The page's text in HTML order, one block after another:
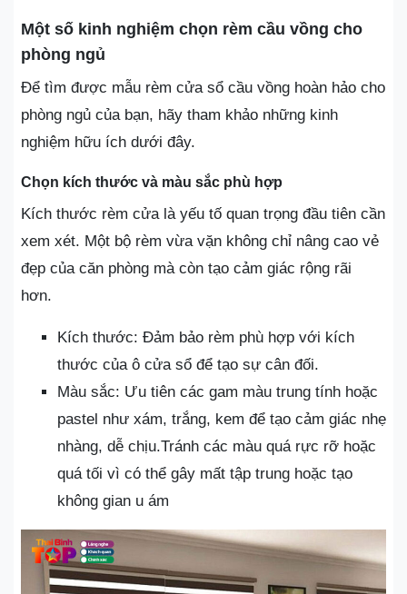
Một số kinh nghiệm chọn rèm cầu vồng cho
phòng ngủ
Để tìm được mẫu rèm cửa sổ cầu vồng hoàn hảo cho
phòng ngủ của bạn, hãy tham khảo những kinh
nghiệm hữu ích dưới đây.
Chọn kích thước và màu sắc phù hợp
Kích thước rèm cửa là yếu tố quan trọng đầu tiên cần
xem xét. Một bộ rèm vừa vặn không chỉ nâng cao vẻ
đẹp của căn phòng mà còn tạo cảm giác rộng rãi
hơn.
Kích thước: Đảm bảo rèm phù hợp với kích
thước của ô cửa sổ để tạo sự cân đối.
Màu sắc: Ưu tiên các gam màu trung tính hoặc
pastel như xám, trắng, kem để tạo cảm giác nhẹ
nhàng, dễ chịu.Tránh các màu quá rực rỡ hoặc
quá tối vì có thể gây mất tập trung hoặc tạo
không gian u ám